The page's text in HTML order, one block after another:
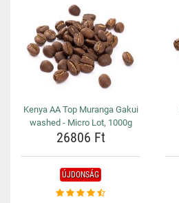
Kenya AA Top Muranga Gakui
washed - Micro Lot, 1000g
26806 Ft
ÚJDONSÁG